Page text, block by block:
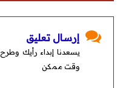
إرسال تعليق
يسعدنا إبداء رأيك
وقت ممكن